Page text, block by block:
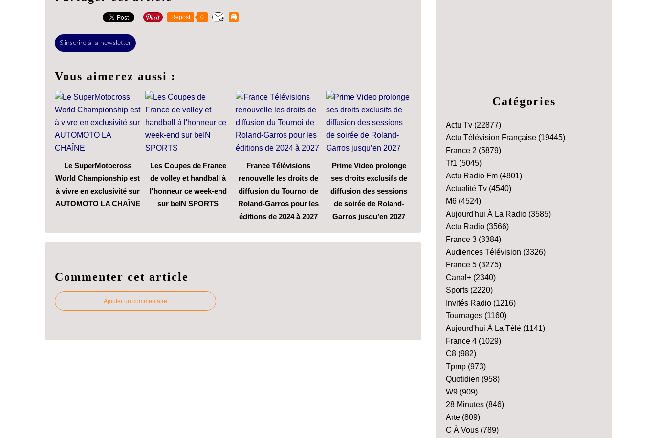
Repost 0
S'inscrire à la newsletter
Vous aimerez aussi :
Le SuperMotocross
World Championship est
à vivre en exclusivité sur
AUTOMOTO LA CHAÎNE
Les Coupes de France
de volley et handball à
l'honneur ce week-end
sur beIN SPORTS
France Télévisions
renouvelle les droits de
diffusion du Tournoi de
Roland-Garros pour les
éditions de 2024 à 2027
Prime Video prolonge
ses droits exclusifs de
diffusion des sessions
de soirée de Roland-
Garros jusqu’en 2027
Commenter cet article
Ajouter un commentaire
Catégories
Actu Tv (22877)
Actu Télévision Française (19445)
France 2 (5879)
Tf1 (5045)
Actu Radio Fm (4801)
Actualité Tv (4540)
M6 (4524)
Aujourd'hui À La Radio (3585)
Actu Radio (3566)
France 3 (3384)
Audiences Télévision (3326)
France 5 (3275)
Canal+ (2340)
Sports (2220)
Invités Radio (1216)
Tournages (1160)
Aujourd'hui À La Télé (1141)
France 4 (1029)
C8 (982)
Tpmp (973)
Quotidien (958)
W9 (909)
28 Minutes (846)
Arte (809)
C À Vous (789)